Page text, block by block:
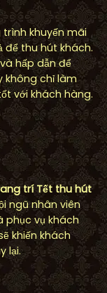
khuyến mãi
để thu hút khách.
hấp dẫn để
không chỉ làm
với khách hàng.
trí Tết thu hút
ngũ nhân viên
phục vụ khách
khiến khách
lại.